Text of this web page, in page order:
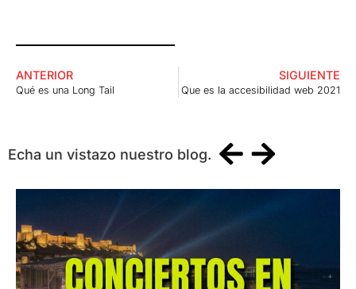
ANTERIOR
Qué es una Long Tail
SIGUIENTE
Que es la accesibilidad web 2021
Echa un vistazo nuestro blog.